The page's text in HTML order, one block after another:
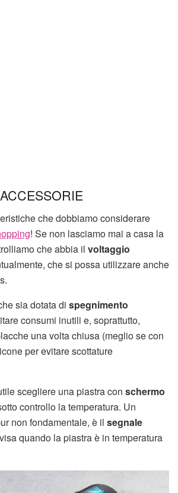
che dobbiamo considerare
! Se non lasciamo mai a casa la
che abbia il voltaggio
che si possa utilizzare anche
sia dotata di spegnimento
consumi inutili e, soprattutto,
una volta chiusa (meglio se con
per evitare scottature
scegliere una piastra con schermo
controllo la temperatura. Un
non fondamentale, è il segnale
quando la piastra è in temperatura